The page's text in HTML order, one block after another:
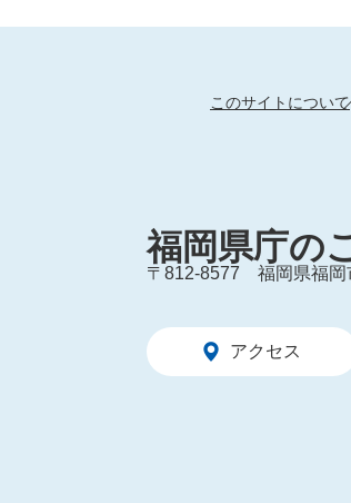
このサイトについて
福岡県庁の
〒812-8577
福岡県福
アクセス